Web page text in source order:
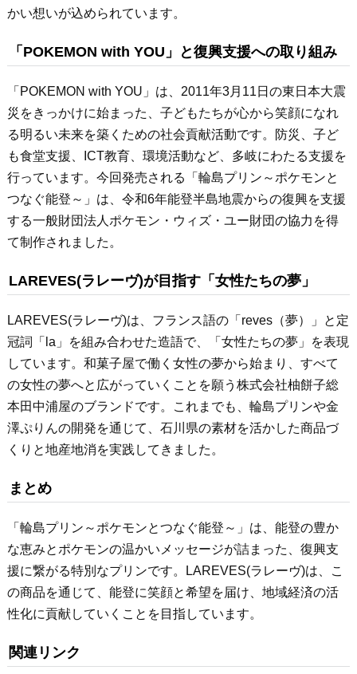
かい想いが込められています。
「POKEMON with YOU」と復興支援への取り組み
「POKEMON with YOU」は、2011年3月11日の東日本大震
災をきっかけに始まった、子どもたちが心から笑顔になれ
る明るい未来を築くための社会貢献活動です。防災、子ど
も食堂支援、ICT教育、環境活動など、多岐にわたる支援を
行っています。今回発売される「輪島プリン～ポケモンと
つなぐ能登～」は、令和6年能登半島地震からの復興を支援
する一般財団法人ポケモン・ウィズ・ユー財団の協力を得
て制作されました。
LAREVES(ラレーヴ)が目指す「女性たちの夢」
LAREVES(ラレーヴ)は、フランス語の「reves（夢）」と定
冠詞「la」を組み合わせた造語で、「女性たちの夢」を表現
しています。和菓子屋で働く女性の夢から始まり、すべて
の女性の夢へと広がっていくことを願う株式会社柚餅子総
本田中浦屋のブランドです。これまでも、輪島プリンや金
澤ぷりんの開発を通じて、石川県の素材を活かした商品づ
くりと地産地消を実践してきました。
まとめ
「輪島プリン～ポケモンとつなぐ能登～」は、能登の豊か
な恵みとポケモンの温かいメッセージが詰まった、復興支
援に繋がる特別なプリンです。LAREVES(ラレーヴ)は、こ
の商品を通じて、能登に笑顔と希望を届け、地域経済の活
性化に貢献していくことを目指しています。
関連リンク